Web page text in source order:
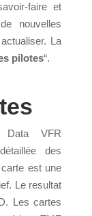
faire et
nouvelles
La
pilotes“.
Data VFR
des
est une
Le resultat
Les cartes